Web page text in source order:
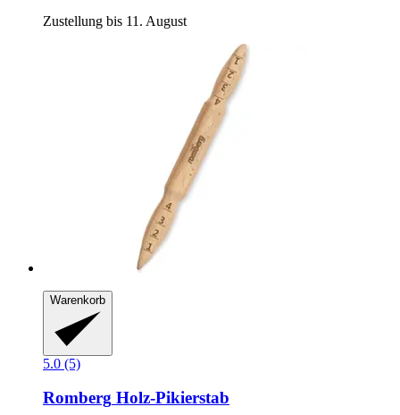
Zustellung bis 11. August
Warenkorb
5.0 (5)
Romberg Holz-​Pikierstab